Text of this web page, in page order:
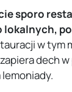
sporo
lokalnych,
w tym
dech